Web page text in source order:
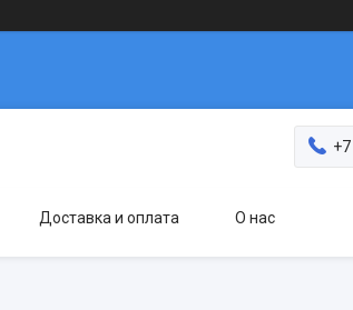
Доставка и оплата О нас